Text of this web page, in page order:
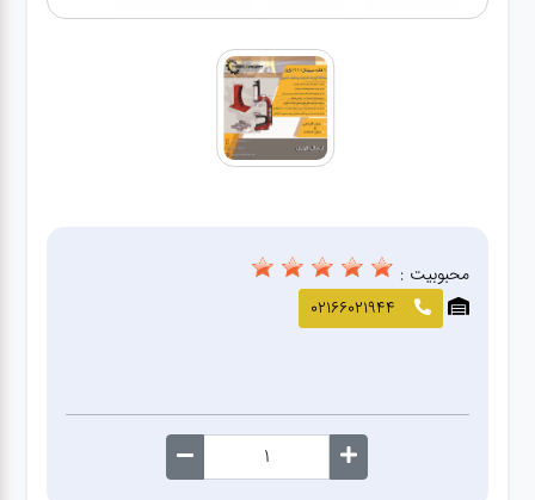
دیاگ
لوازم
معاینه
محبوبیت :
02166021944